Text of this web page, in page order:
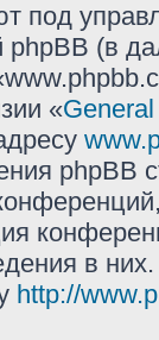
phpBB (в
«
phpBB
в
http://